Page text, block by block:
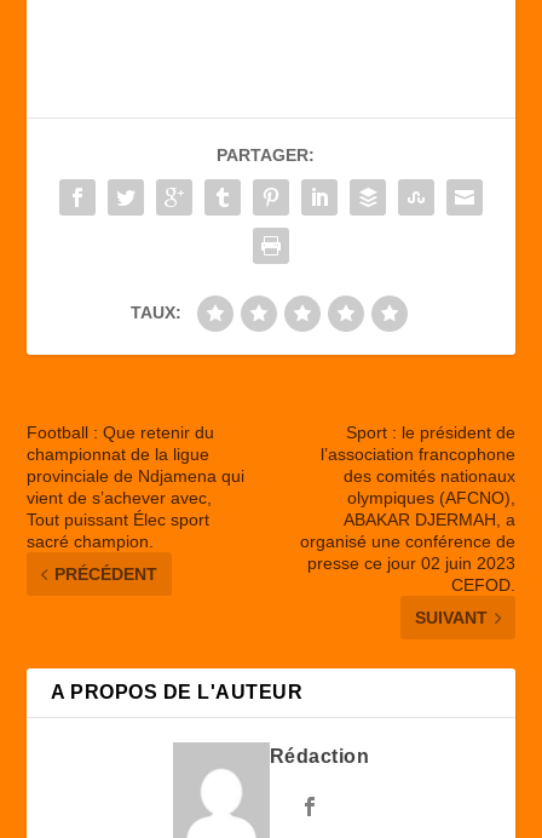
b
o
o
d
o
n
er
PARTAGER:
TAUX:
Football : Que retenir du
championnat de la ligue
provinciale de Ndjamena qui
vient de s’achever avec,
Tout puissant Élec sport
sacré champion.
PRÉCÉDENT
Sport : le président de
l’association francophone
des comités nationaux
olympiques (AFCNO),
ABAKAR DJERMAH, a
organisé une conférence de
presse ce jour 02 juin 2023
CEFOD.
SUIVANT
A PROPOS DE L'AUTEUR
Rédaction